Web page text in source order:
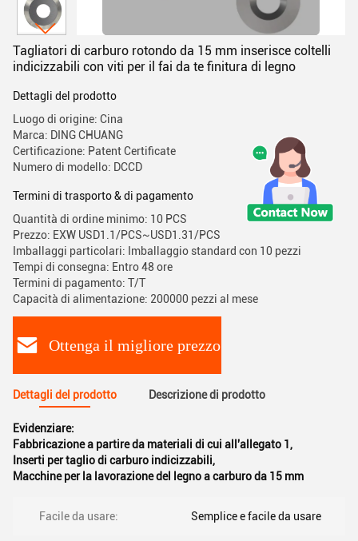
Tagliatori di carburo rotondo da 15 mm inserisce coltelli
indicizzabili con viti per il fai da te finitura di legno
Dettagli del prodotto
Luogo di origine: Cina
Marca: DING CHUANG
Certificazione: Patent Certificate
Numero di modello: DCCD
Termini di trasporto & di pagamento
Quantità di ordine minimo: 10 PCS
Prezzo: EXW USD1.1/PCS~USD1.31/PCS
Imballaggi particolari: Imballaggio standard con 10 pezzi
Tempi di consegna: Entro 48 ore
Termini di pagamento: T/T
Capacità di alimentazione: 200000 pezzi al mese
Ottenga il migliore prezzo
Dettagli del prodotto Descrizione di prodotto
Evidenziare:
Fabbricazione a partire da materiali di cui all'allegato 1 ,
Inserti per taglio di carburo indicizzabili,
Macchine per la lavorazione del legno a carburo da 15 mm
Facile da usare: Semplice e facile da usare